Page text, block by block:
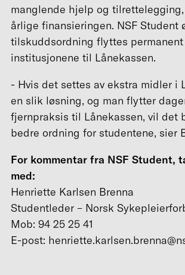
manglende hjelp og
årlige finansieringen. NSF Student
tilskuddsordning flyttes permanent
institusjonene til Lånekassen.
- Hvis det settes av ekstra midler i
en slik løsning, og man flytter
fjernpraksis til Lånekassen, vil det
bedre ordning for studentene, sier
For kommentar fra NSF Student,
med:
Henriette Karlsen Brenna
Studentleder – Norsk
Mob: 94 25 25 41
E-post: